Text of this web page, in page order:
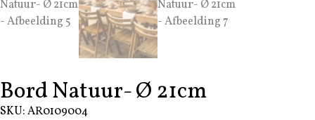
Bord Natuur- Ø 21cm
SKU: AR0109004